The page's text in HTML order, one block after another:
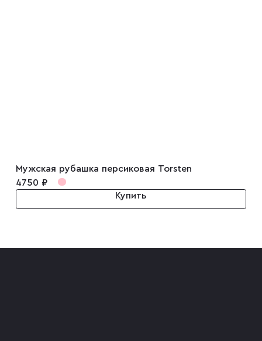
Мужская рубашка персиковая Torsten
4750 ₽
Купить